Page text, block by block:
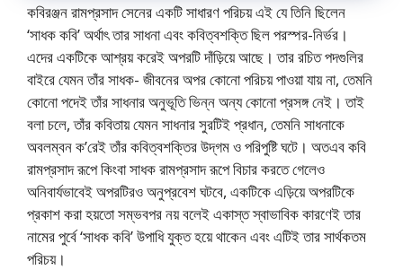
কবিরঞ্জন রামপ্রসাদ সেনের একটি সাধারণ পরিচয় এই যে তিনি ছিলেন
‘সাধক কবি’ অর্থাৎ তার সাধনা এবং কবিত্বশক্তি ছিল পরস্পর-নির্ভর।
এদের একটিকে আশ্রয় করেই অপরটি দাঁড়িয়ে আছে। তার রচিত পদগুলির
বাইরে যেমন তাঁর সাধক- জীবনের অপর কোনো পরিচয় পাওয়া যায় না, তেমনি
কোনো পদেই তাঁর সাধনার অনুভূতি ভিন্ন অন্য কোনো প্রসঙ্গ নেই। তাই
বলা চলে, তাঁর কবিতায় যেমন সাধনার সুরটিই প্রধান, তেমনি সাধনাকে
অবলম্বন ক’রেই তাঁর কবিত্বশক্তির উদ্‌গম ও পরিপুষ্টি ঘটে। অতএব কবি
রামপ্রসাদ রূপে কিংবা সাধক রামপ্রসাদ রূপে বিচার করতে গেলেও
অনিবার্যভাবেই অপরটিরও অনুপ্রবেশ ঘটবে, একটিকে এড়িয়ে অপরটিকে
প্রকাশ করা হয়তো সম্ভবপর নয় বলেই একাস্ত স্বাভাবিক কারণেই তার
নামের পুর্বে ‘সাধক কবি’ উপাধি যুক্ত হয়ে থাকেন এবং এটিই তার সার্থকতম
পরিচয়।